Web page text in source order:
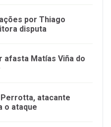
por Thiago
disputa
afasta Matías Viña do
atacante
o ataque